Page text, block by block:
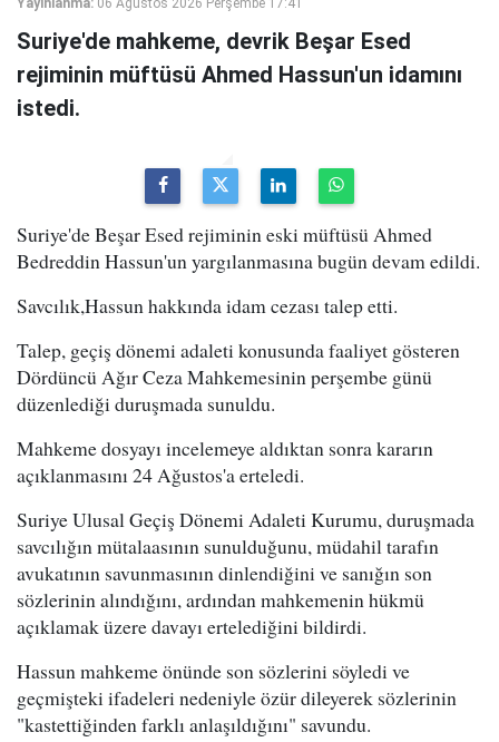
Yayınlanma: 06 Ağustos 2026 Perşembe 17:41
Suriye'de mahkeme, devrik Beşar Esed
rejiminin müftüsü Ahmed Hassun'un idamını
istedi.
Suriye'de Beşar Esed rejiminin eski müftüsü Ahmed
Bedreddin Hassun'un yargılanmasına bugün devam edildi.
Savcılık,Hassun hakkında idam cezası talep etti.
Talep, geçiş dönemi adaleti konusunda faaliyet gösteren
Dördüncü Ağır Ceza Mahkemesinin perşembe günü
düzenlediği duruşmada sunuldu.
Mahkeme dosyayı incelemeye aldıktan sonra kararın
açıklanmasını 24 Ağustos'a erteledi.
Suriye Ulusal Geçiş Dönemi Adaleti Kurumu, duruşmada
savcılığın mütalaasının sunulduğunu, müdahil tarafın
avukatının savunmasının dinlendiğini ve sanığın son
sözlerinin alındığını, ardından mahkemenin hükmü
açıklamak üzere davayı ertelediğini bildirdi.
Hassun mahkeme önünde son sözlerini söyledi ve
geçmişteki ifadeleri nedeniyle özür dileyerek sözlerinin
"kastettiğinden farklı anlaşıldığını" savundu.